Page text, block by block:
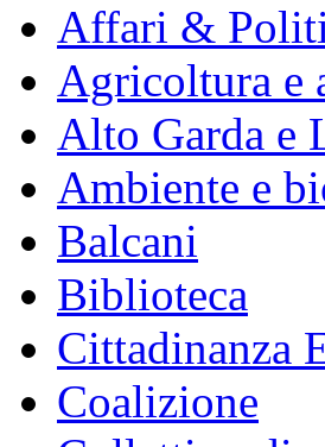
Affari &
Agricoltura e
Alto Garda e
Ambiente e
Balcani
Biblioteca
Cittadinanza
Coalizione